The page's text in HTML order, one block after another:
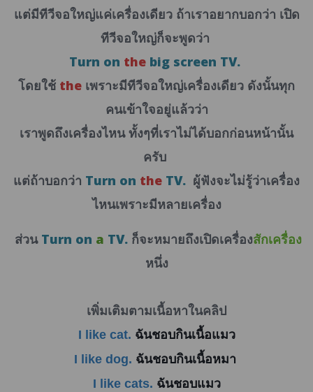
แต่มีทีวีจอใหญ่แค่เครื่องเดียว ถ้าเราอยากบอกว่า เปิด
ทีวีจอใหญ่ก็จะพูดว่า
Turn on the big screen TV.
โดยใช้ the เพราะมีทีวีจอใหญ่เครื่องเดียว ดังนั้นทุก
คนเข้าใจอยู่แล้วว่า
เราพูดถึงเครื่องไหน ทั้งๆที่เราไม่ได้บอกก่อนหน้านั้น
ครับ
แต่ถ้าบอกว่า Turn on the TV. ผู้ฟังจะไม่รู้ว่าเครื่อง
ไหนเพราะมีหลายเครื่อง
ส่วน Turn on a TV. ก็จะหมายถึงเปิดเครื่องสักเครื่อง
หนึ่ง
เพิ่มเติมตามเนื้อหาในคลิป
I like cat. ฉันชอบกินเนื้อแมว
I like dog. ฉันชอบกินเนื้อหมา
I like cats. ฉันชอบแมว